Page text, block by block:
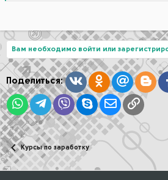
Вам необходимо войти или
Поделиться: ВконтактеMail.ru
WhatsAppTelegram
ViberSkype Ссылка
Курсы по заработку